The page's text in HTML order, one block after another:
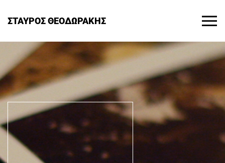
ΣΤΑΥΡΟΣ ΘΕΟΔΩΡΑΚΗΣ